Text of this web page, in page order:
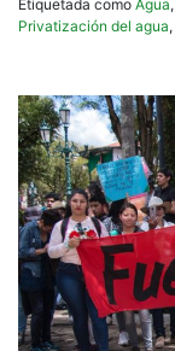
Etiquetada como Agua,
Privatización del agua,